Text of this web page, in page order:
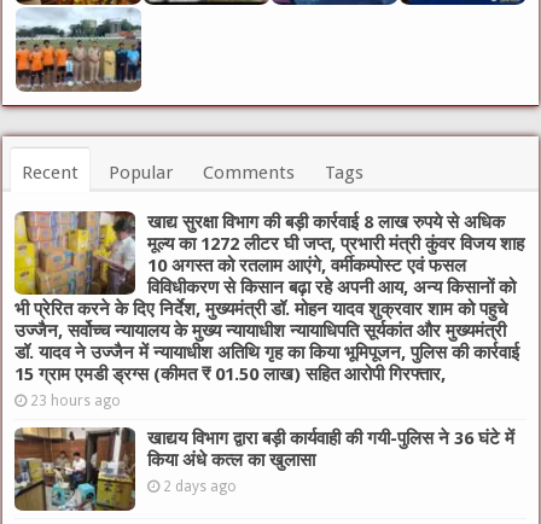
Recent Popular Comments Tags
खाद्य सुरक्षा विभाग की बड़ी कार्रवाई 8 लाख रुपये से अधिक
मूल्य का 1272 लीटर घी जप्त, प्रभारी मंत्री कुंवर विजय शाह
10 अगस्त को रतलाम आएंगे, वर्मीकम्पोस्ट एवं फसल
विविधीकरण से किसान बढ़ा रहे अपनी आय, अन्य किसानों को
भी प्रेरित करने के दिए निर्देश, मुख्यमंत्री डॉ. मोहन यादव शुक्रवार शाम को पहुचे
उज्जैन, सर्वोच्च न्यायालय के मुख्‍य न्‍यायाधीश न्यायाधिपति सूर्यकांत और मुख्यमंत्री
डॉ. यादव ने उज्जैन में न्यायाधीश अतिथि गृह का किया भूमिपूजन, पुलिस की कार्रवाई
15 ग्राम एमडी ड्रग्स (कीमत ₹ 01.50 लाख) सहित आरोपी गिरफ्तार,
23 hours ago
खाद्यय विभाग द्वारा बड़ी कार्यवाही की गयी-पुलिस ने 36 घंटे में
किया अंधे कत्ल का खुलासा
2 days ago